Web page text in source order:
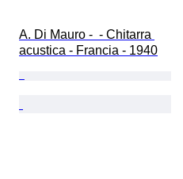
A. Di Mauro -  - Chitarra
acustica - Francia - 1940